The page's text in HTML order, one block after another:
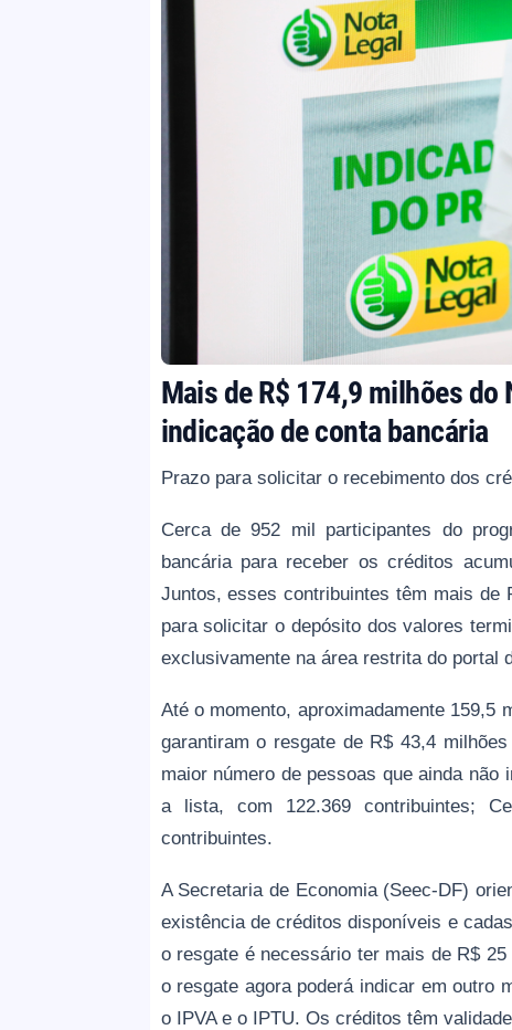
Mais de R$ 174,9 milhões do
indicação de conta bancária
Prazo para solicitar o recebimento dos
Cerca de 952 mil participantes do
bancária para receber os créditos
Juntos, esses contribuintes têm mais de
para solicitar o depósito dos valores
exclusivamente na área restrita do portal
Até o momento, aproximadamente 159,5
garantiram o resgate de R$ 43,4
maior número de pessoas que ainda
a lista, com 122.369 contribuintes;
contribuintes.
A Secretaria de Economia (Seec-DF)
existência de créditos disponíveis e
o resgate é necessário ter mais de R$
o resgate agora poderá indicar em outro
o IPVA e o IPTU. Os créditos têm